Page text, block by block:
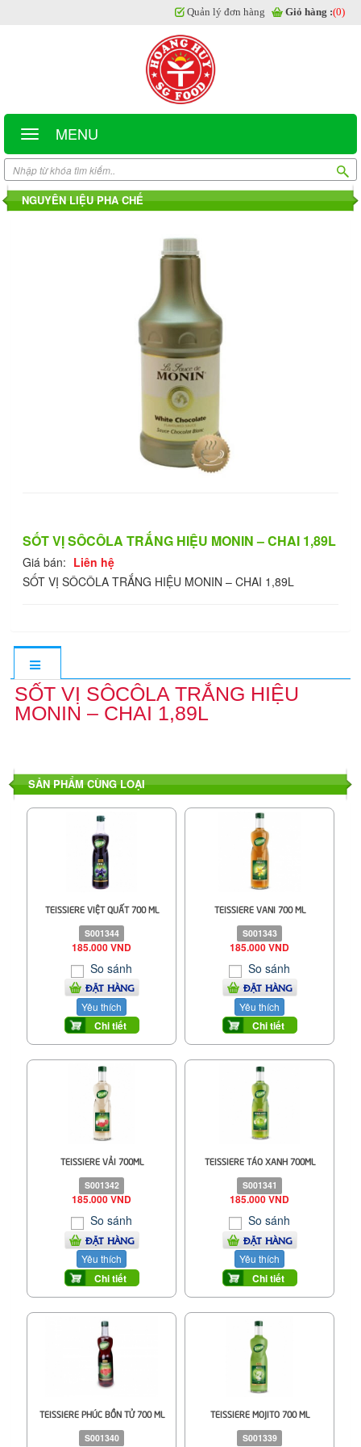
MENU
Quản lý đơn hàng Giỏ hàng :(0)
NGUYÊN LIỆU PHA CHẾ
SỐT VỊ SÔCÔLA TRẮNG HIỆU MONIN – CHAI 1,89L
Giá bán: Liên hệ
SỐT VỊ SÔCÔLA TRẮNG HIỆU MONIN – CHAI 1,89L
SỐT VỊ SÔCÔLA TRẮNG HIỆU
MONIN – CHAI 1,89L
SẢN PHẨM CÙNG LOẠI
TEISSIERE VIỆT QUẤT 700 ML
S001344
185.000 VND
So sánh
ĐẶT HÀNG
Yêu thích
Chi tiết
TEISSIERE VANI 700 ML
S001343
185.000 VND
So sánh
ĐẶT HÀNG
Yêu thích
Chi tiết
TEISSIERE VẢI 700ML
S001342
185.000 VND
So sánh
ĐẶT HÀNG
Yêu thích
Chi tiết
TEISSIERE TÁO XANH 700ML
S001341
185.000 VND
So sánh
ĐẶT HÀNG
Yêu thích
Chi tiết
TEISSIERE PHÚC BỒN TỬ 700 ML
S001340
TEISSIERE MOJITO 700 ML
S001339